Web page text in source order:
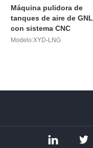
Máquina pulidora de
tanques de aire de GNL
con sistema CNC
Modelo:XYD-LNG